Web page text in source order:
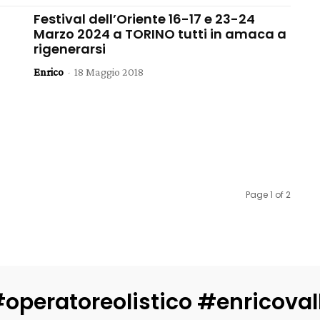
Festival dell’Oriente 16-17 e 23-24
Marzo 2024 a TORINO tutti in amaca a
rigenerarsi
Enrico - 18 Maggio 2018
Page 1 of 2